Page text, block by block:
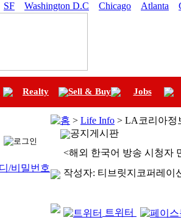
SF Washington D.C Chicago Atlanta
Realty Sell & Buy Jobs
/비밀번호
홈 > Life Info > LA코리아정
공지게시판
<해외 한국어 방송 시청자
작성자: 티브릿지코퍼레이
트위터